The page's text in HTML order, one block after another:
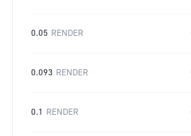
0.05 RENDER
0.093 RENDER
0.1 RENDER